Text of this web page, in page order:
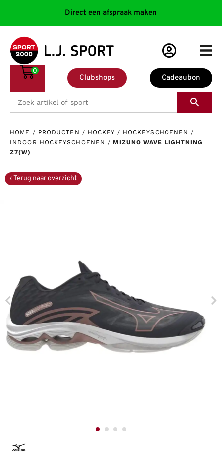
Direct een afspraak maken
Cadeaubon
Clubshops
0
HOME / PRODUCTEN / HOCKEY / HOCKEYSCHOENEN /
INDOOR HOCKEYSCHOENEN /MIZUNO WAVE LIGHTNING
Z7(W)